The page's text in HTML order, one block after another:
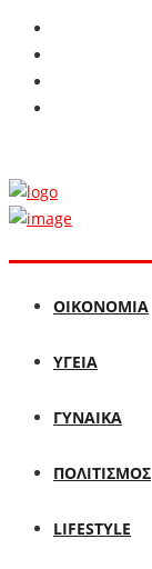
ΟΙΚΟΝΟΜΙΑ
ΥΓΕΙΑ
ΓΥΝΑΙΚΑ
ΠΟΛΙΤΙΣΜΟΣ
LIFESTYLE